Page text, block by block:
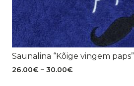
Saunalina “Kõige vingem paps”
26.00€ – 30.00€